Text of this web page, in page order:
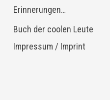
Erinnerungen…
Buch der coolen Leute
Impressum / Imprint